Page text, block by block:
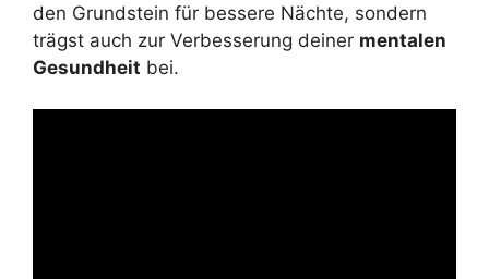
den Grundstein für bessere Nächte, sondern
trägst auch zur Verbesserung deiner mentalen
Gesundheit bei.